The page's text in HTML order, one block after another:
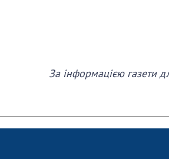
За інформацією газети